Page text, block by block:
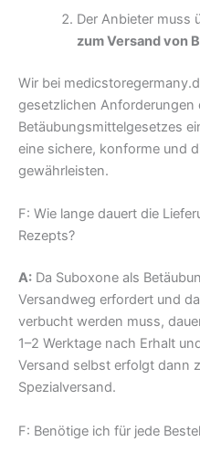
Der Anbieter muss
zum Versand von
Wir bei
gesetzlichen Anforderungen
Betäubungsmittelgesetzes
eine sichere, konforme und
gewährleisten.
F: Wie lange dauert die
Rezepts?
A: Da Suboxone als
Versandweg erfordert und
verbucht werden muss,
1–2 Werktage nach Erhalt
Versand selbst erfolgt dann
Spezialversand.
F: Benötige ich für jede